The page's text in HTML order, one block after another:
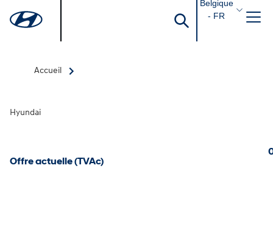
Belgique
- FR
Accueil
Hyundai
Offre actuelle (TVAc)